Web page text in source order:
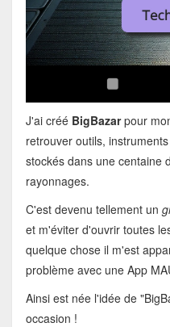
J'ai créé BigBazarpour
retrouver outils,
stockés dans une centaine
rayonnages.
C'est devenu tellement un
et m'éviter d'ouvrir toutes
quelque chose il m'est
problème avec une App
Ainsi est née l'idée de
occasion !